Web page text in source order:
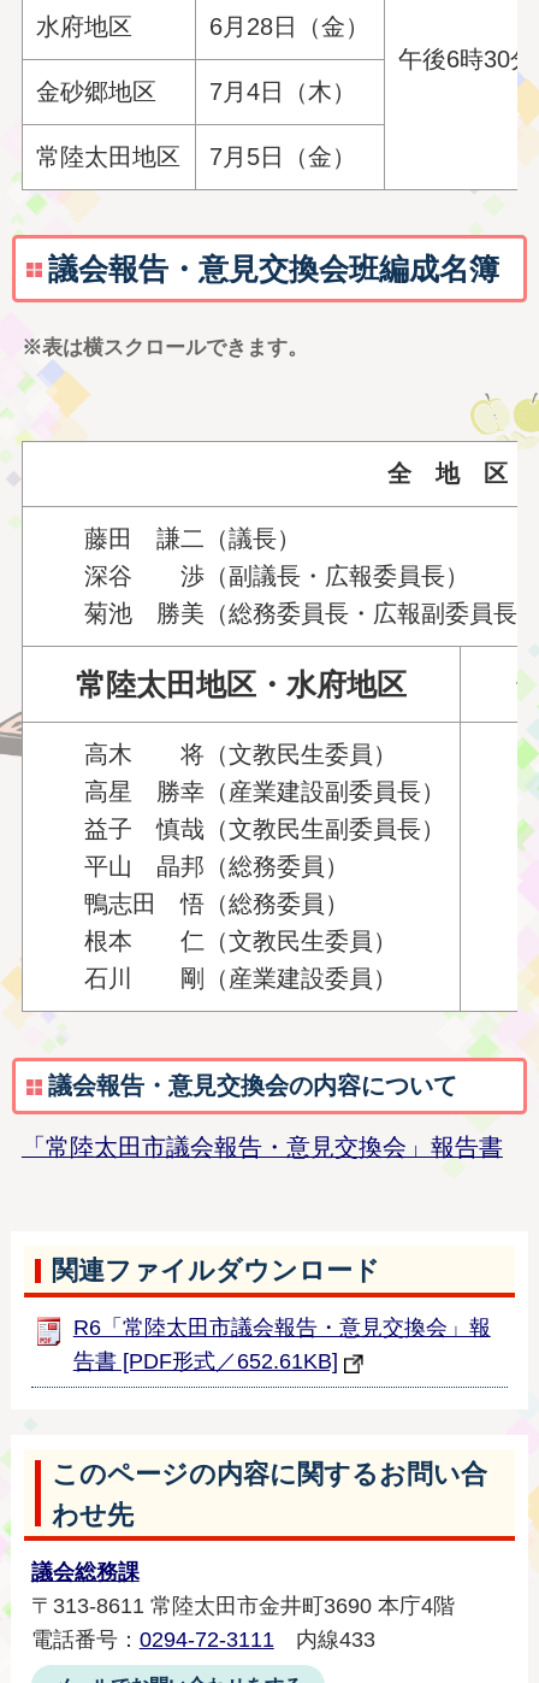
午後6時30
水府地区 6月28日（金）
金砂郷地区 7月4日（木）
常陸太田地区 7月5日（金）
議会報告・意見交換会班編成名簿
※表は横スクロールできます。
全 地 区
藤田 謙二（議長）
深谷 渉（副議長・広報委員長）
菊池 勝美（総務委員長・広報副委員長
常陸太田地区・水府地区
高木 将（文教民生委員）
高星 勝幸（産業建設副委員長）
益子 慎哉（文教民生副委員長）
平山 晶邦（総務委員）
鴨志田 悟（総務委員）
根本 仁（文教民生委員）
石川 剛（産業建設委員）
宇
成
議会報告・意見交換会の内容について
「常陸太田市議会報告・意見交換会」報告書
関連ファイルダウンロード
R6「常陸太田市議会報告・意見交換会」報
告書 [PDF形式／652.61KB]
このページの内容に関するお問い合
わせ先
議会総務課
〒313-8611 常陸太田市金井町3690 本庁4階
電話番号： 0294-72-3111 内線433